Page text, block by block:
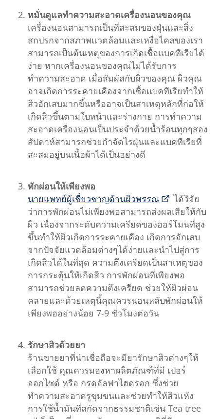
หมั่นดูแลทำความสะอาดเครื่องนอนของคุณ
เครื่องนอนสามารถเป็นที่สะสมของฝุ่นและสิ่ง
สกปรกจากสภาพแวดล้อมและเหงื่อไคลของเรา
สามารถเป็นต้นเหตุของการเกิดเชื้อเเบคทีเรียได้
ง่าย หากเครื่องนอนของคุณไม่ได้รับการ
ทำความสะอาด เมื่อสัมผัสกับผิวของคุณ ผิวคุณ
อาจเกิดการระคายเคืองจากเชื้อเเบคทีเรียทำให้
สิวอักเสบมากขึ้นหรืออาจเป็นสาเหตุหลักที่ก่อให้
เกิดสิวขึ้นตามใบหน้าและร่างกาย การทำความ
สะอาดเครื่องนอนเป็นประจำด้วยน้ำร้อนทุกๆสอง
สัปดาห์สามารถช่วยกำจัดไรฝุ่นและแบคทีเรียที่
สะสมอยู่บนเนื้อผ้าได้เป็นอย่างดี
พักผ่อนให้เพียงพอ
นายแพทย์ผู้เชี่ยวชาญด้านผิวพรรณ
ได้วิจัย
ว่าการพักผ่อนไม่เพียงพอสามารถส่งผลเสียให้กับ
ผิว เนื่องจากระดับความเครียดของฮอร์โมนที่สูง
ขึ้นทำให้ผิวเกิดการระคายเคือง เกิดการอักเสบ
จากปัจจัยแวดล้อมต่างๆได้ง่ายและนำไปสู่การ
เกิดสิวได้ในที่สุด ความตึงเครียดเป็นสาเหตุของ
การกระตุ้นให้เกิดสิว การพักผ่อนที่เพียงพอ
สามารถช่วยลดความตึงเครียด ช่วยให้ผิวผ่อน
คลายและด้วยเหตุนี้คุณควรนอนหลับพักผ่อนให้
เพียงพออย่างน้อย 7-9 ชั่วโมงต่อวัน
รักษาสิวด้วยยา
ร้านขายยาที่น่าเชื่อถือจะมียารักษาสิวต่างๆให้
เลือกใช้ คุณควรมองหาผลิตภัณฑ์ที่มี เปอร์
ออกไซด์ หรือ กรดอัลฟาไฮดรอก ซึ่งช่วย
ทำความสะอาดรูขุมขนและช่วยทำให้สิวแห้ง
การใช้น้ำมันที่สกัดจากธรรมชาติเช่น Tea tree